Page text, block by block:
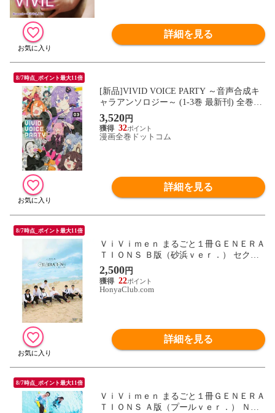
詳細を見る
8/7時点_ポイント最大11倍
[新品]VIVID VOICE PARTY ～音声合成キ
ャラアンソロジー～ (1-3巻 最新刊) 全巻セ
ット
3,520円
32
漫画全巻ドットコム
詳細を見る
8/7時点_ポイント最大11倍
ＶｉＶｉｍｅｎ まるごと１冊ＧＥＮＥＲＡ
ＴＩＯＮＳ Ｂ版（砂浜ｖｅｒ．） セクシ
ーカット小冊子付き
2,500円
22
HonyaClub.com
詳細を見る
8/7時点_ポイント最大11倍
ＶｉＶｉｍｅｎ まるごと１冊ＧＥＮＥＲＡ
ＴＩＯＮＳ Ａ版（プールｖｅｒ．） ＮＧ